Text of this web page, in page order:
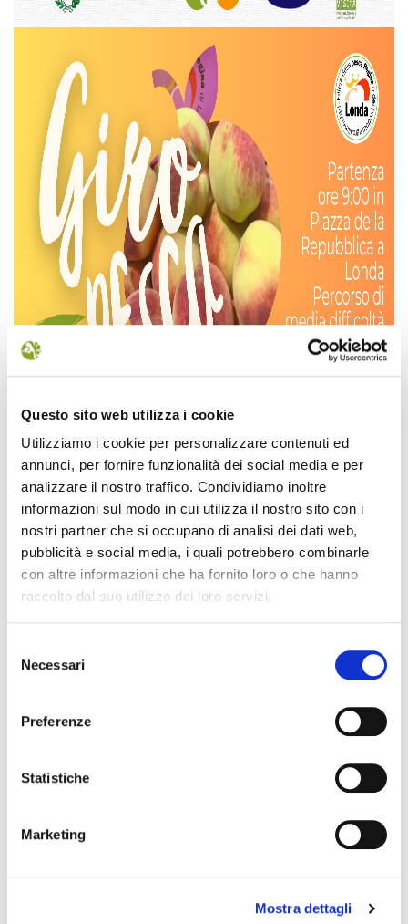
Questo sito web utilizza i cookie
Utilizziamo i cookie per personalizzare contenuti ed
annunci, per fornire funzionalità dei social media e per
analizzare il nostro traffico. Condividiamo inoltre
informazioni sul modo in cui utilizza il nostro sito con i
nostri partner che si occupano di analisi dei dati web,
pubblicità e social media, i quali potrebbero combinarle
con altre informazioni che ha fornito loro o che hanno
raccolto dal suo utilizzo dei loro servizi.
delNecessari
Preferenze
Statistiche
Marketing
Mostra dettagli